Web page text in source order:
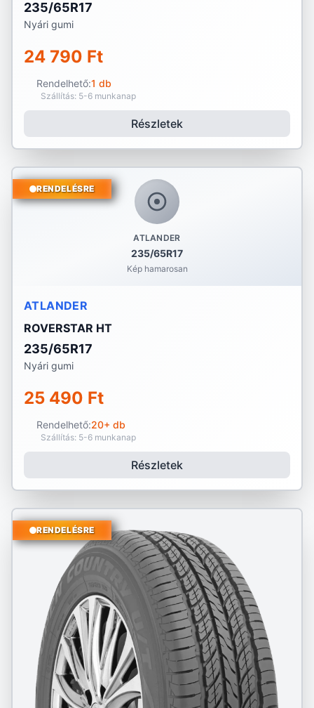
235/65R17
Nyári gumi
24 790 Ft
Rendelhető:1 db
Szállítás: 5-6 munkanap
Részletek
ATLANDER
235/65R17
Kép hamarosan
RENDELÉSRE
ATLANDER
ROVERSTAR HT
235/65R17
Nyári gumi
25 490 Ft
Rendelhető:20+ db
Szállítás: 5-6 munkanap
Részletek
RENDELÉSRE